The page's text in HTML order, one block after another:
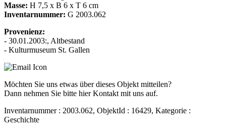
Masse: H 7,5 x B 6 x T 6 cm
Inventarnummer: G 2003.062
Provenienz:
- 30.01.2003:, Altbestand
- Kulturmuseum St. Gallen
Möchten Sie uns etwas über dieses Objekt mitteilen?
Dann nehmen Sie bitte hier Kontakt mit uns auf.
Inventarnummer : 2003.062, ObjektId : 16429, Kategorie :
Geschichte